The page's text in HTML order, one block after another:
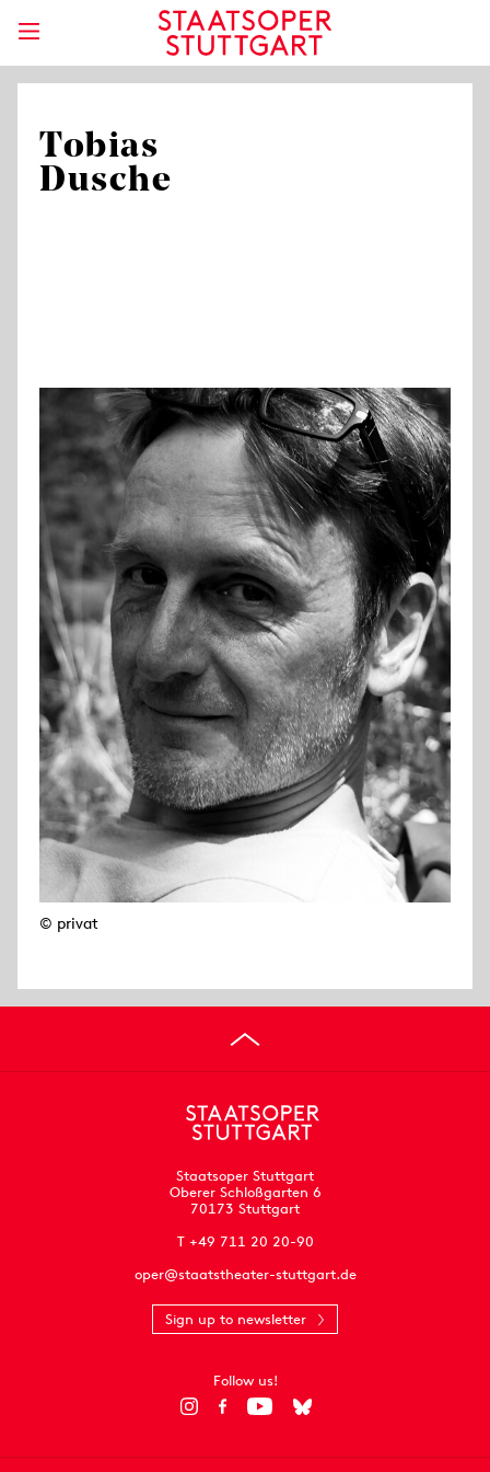
Tobias
Dusche
© privat
Staatsoper Stuttgart
Oberer Schloßgarten 6
70173 Stuttgart
T +49 711 20 20-90
oper@staatstheater-stuttgart.de
Sign up to newsletter
Follow us!